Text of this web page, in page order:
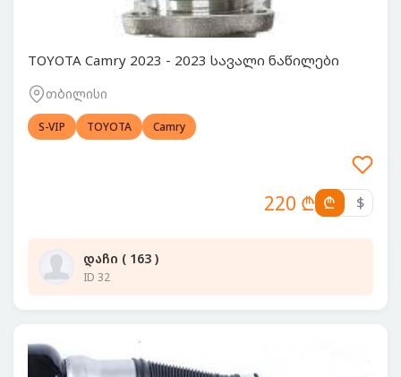
TOYOTA Camry 2023 - 2023 სავალი ნაწილები
თბილისი
S-VIP TOYOTA Camry
220 ₾ ₾ $
დაჩი ( 163 )
ID 32